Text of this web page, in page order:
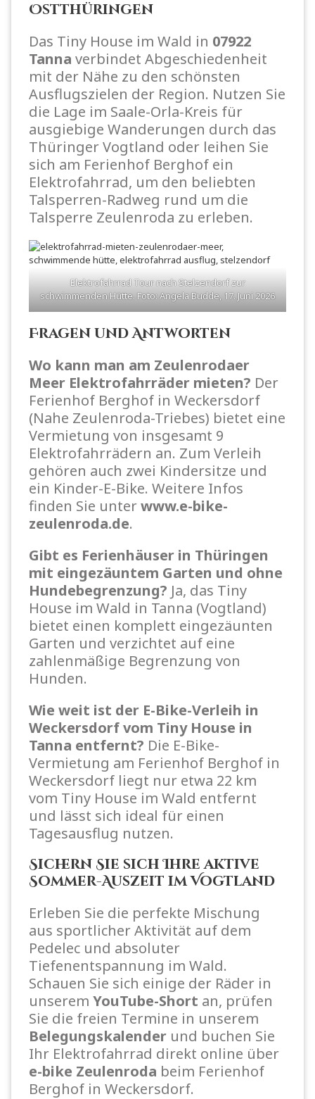
Ostthüringen
Das Tiny House im Wald in 07922
Tanna verbindet Abgeschiedenheit
mit der Nähe zu den schönsten
Ausflugszielen der Region. Nutzen Sie
die Lage im Saale-Orla-Kreis für
ausgiebige Wanderungen durch das
Thüringer Vogtland oder leihen Sie
sich am Ferienhof Berghof ein
Elektrofahrrad, um den beliebten
Talsperren-Radweg rund um die
Talsperre Zeulenroda zu erleben.
Elektrofahrrad Tour nach Stelzendorf zur
schwimmenden Hütte. Foto: Angela Budde, 17. Juni 2026
Fragen und Antworten
Wo kann man am Zeulenrodaer
Meer Elektrofahrräder mieten? Der
Ferienhof Berghof in Weckersdorf
(Nahe Zeulenroda-Triebes) bietet eine
Vermietung von insgesamt 9
Elektrofahrrädern an. Zum Verleih
gehören auch zwei Kindersitze und
ein Kinder-E-Bike. Weitere Infos
finden Sie unterwww.e-bike-
zeulenroda.de.
Gibt es Ferienhäuser in Thüringen
mit eingezäuntem Garten und ohne
Hundebegrenzung? Ja, das Tiny
House im Wald in Tanna (Vogtland)
bietet einen komplett eingezäunten
Garten und verzichtet auf eine
zahlenmäßige Begrenzung von
Hunden.
Wie weit ist der E-Bike-Verleih in
Weckersdorf vom Tiny House in
Tanna entfernt? Die E-Bike-
Vermietung am Ferienhof Berghof in
Weckersdorf liegt nur etwa 22 km
vom Tiny House im Wald entfernt
und lässt sich ideal für einen
Tagesausflug nutzen.
Sichern Sie sich Ihre aktive
Sommer-Auszeit im Vogtland
Erleben Sie die perfekte Mischung
aus sportlicher Aktivität auf dem
Pedelec und absoluter
Tiefenentspannung im Wald.
Schauen Sie sich einige der Räder in
unserem YouTube-Short an, prüfen
Sie die freien Termine in unserem
Belegungskalender und buchen Sie
Ihr Elektrofahrrad direkt online über
e-bike Zeulenroda beim Ferienhof
Berghof in Weckersdorf.